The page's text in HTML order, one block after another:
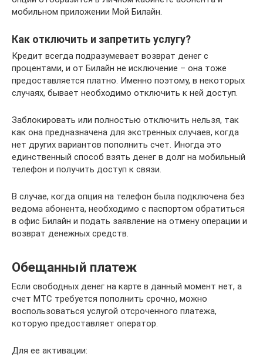
мобильном приложении Мой Билайн.
Как отключить и запретить услугу?
Кредит всегда подразумевает возврат денег с
процентами, и от Билайн не исключение – она тоже
предоставляется платно. Именно поэтому, в некоторых
случаях, бывает необходимо отключить к ней доступ.
Заблокировать или полностью отключить нельзя, так
как она предназначена для экстренных случаев, когда
нет других вариантов пополнить счет. Иногда это
единственный способ взять денег в долг на мобильный
телефон и получить доступ к связи.
В случае, когда опция на телефон была подключена без
ведома абонента, необходимо с паспортом обратиться
в офис Билайн и подать заявление на отмену операции и
возврат денежных средств.
Обещанный платеж
Если свободных денег на карте в данный момент нет, а
счет МТС требуется пополнить срочно, можно
воспользоваться услугой отсроченного платежа,
которую предоставляет оператор.
Для ее активации: